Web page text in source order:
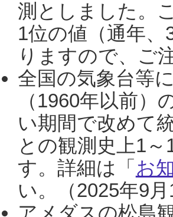
測としました。
1位の値（通年
りますので、ご
全国の気象台等
（1960年以前
い期間で改めて
との観測史上1
す。詳細は「 お
い。（2025年9月
アメダスの松島